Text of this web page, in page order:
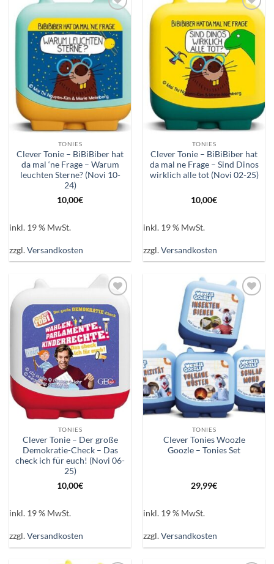
Auf die
Wunschliste
TONIES
Clever Tonie – BiBiBiber hat
da mal ‘ne Frage – Warum
leuchten Sterne? (Novi 10-
24)
10,00€
inkl. 19 % MwSt.
zzgl.Versandkosten
Auf die
Wunschliste
TONIES
Clever Tonie – BiBiBiber hat
da mal ne Frage – Sind Dinos
wirklich alle tot (Novi 02-25)
10,00€
inkl. 19 % MwSt.
zzgl.Versandkosten
Auf die
Wunschliste
TONIES
Clever Tonie – Der große
Demokratie-Check – Das
check ich für euch! (Novi 06-
25)
10,00€
inkl. 19 % MwSt.
zzgl.Versandkosten
Auf die
Wunschliste
TONIES
Clever Tonies Woozle
Goozle – Tonies Set
29,99€
inkl. 19 % MwSt.
zzgl.Versandkosten